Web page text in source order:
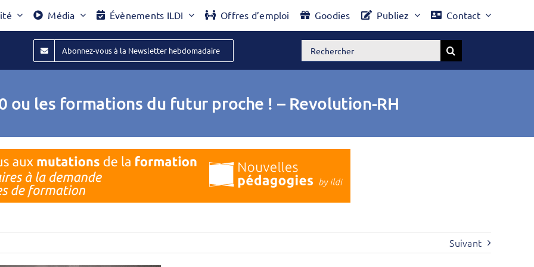
Média Évènements ILDI Offres d’emploi Goodies Publiez Contact
Abonnez-vous à la Newsletter hebdomadaire Rechercher:
ou les formations du futur proche ! – Revolution-RH
Suivant